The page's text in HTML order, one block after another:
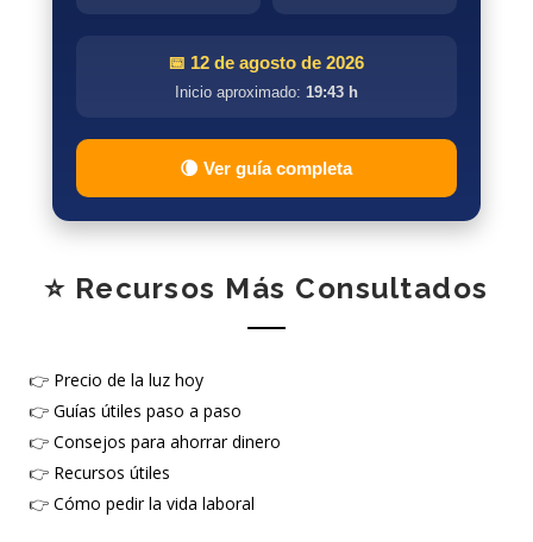
📅 12 de agosto de 2026
Inicio aproximado: 19:43 h
🌘 Ver guía completa
⭐ Recursos Más Consultados
👉 Precio de la luz hoy
👉 Guías útiles paso a paso
👉 Consejos para ahorrar dinero
👉 Recursos útiles
👉 Cómo pedir la vida laboral